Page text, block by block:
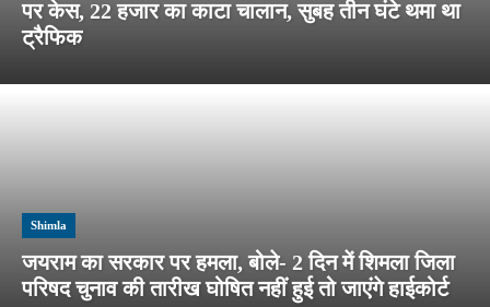
पर केस, 22 हजार का काटा चालान, सुबह तीन घंटे थमा था
ट्रैफिक
Shimla
जयराम का सरकार पर हमला, बोले- 2 दिन में शिमला जिला
परिषद चुनाव की तारीख घोषित नहीं हुई तो जाएंगे हाईकोर्ट